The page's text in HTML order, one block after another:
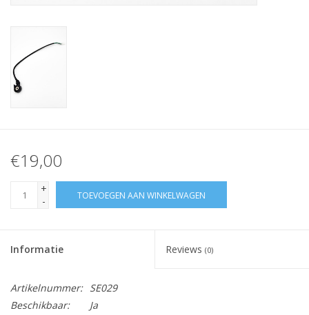
€19,00
+
-
TOEVOEGEN AAN WINKELWAGEN
Informatie Reviews (0)
Artikelnummer: SE029
Beschikbaar:
Ja